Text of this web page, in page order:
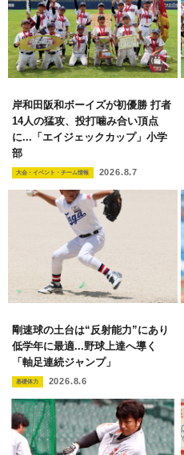
岸和田阪和ボーイズが初優勝 打者
14人の猛攻、投打噛み合い頂点
に...「エイジェックカップ」小学
部
大会・イベント・チーム情報 2026.8.7
剛速球の土台は“反射能力”にあり
低学年に最適...野球上達へ導く
「軸足連続ジャンプ」
基礎体力 2026.8.6